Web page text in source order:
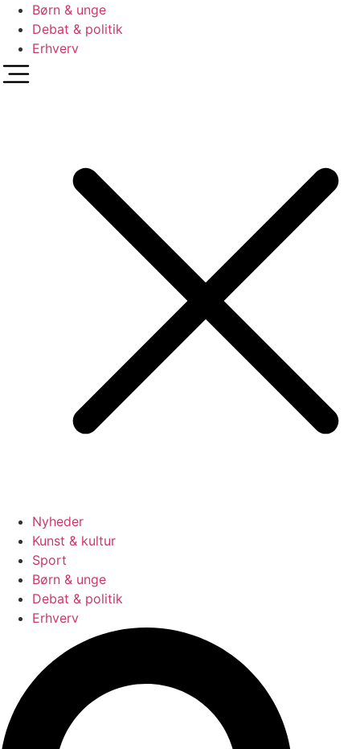
Børn & unge
Debat & politik
Erhverv
Nyheder
Kunst & kultur
Sport
Børn & unge
Debat & politik
Erhverv